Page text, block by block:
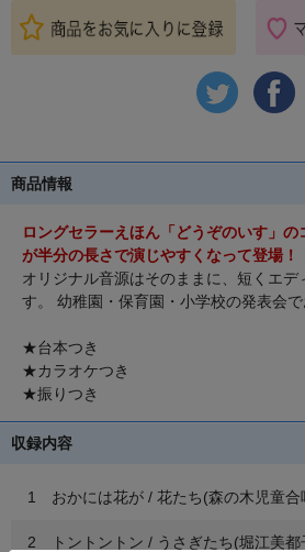
商品情報
ロングセラーえほん「どうぞのいす」
が半分の長さで演じやすくなって登場！
オリジナル音源はそのままに、短くエデ
す。 幼稚園・保育園・小学校の発表会で
★台本つき
★カラオケつき
★振りつき
収録内容
1 おかには花が / 花たち(森の木児童合
2 トントントン / うさぎたち(堀江美都